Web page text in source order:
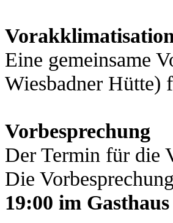
Eine gemeinsame
Wiesbadner Hütte)
Vorbesprechung
Der Termin für die
Die
19:00 im